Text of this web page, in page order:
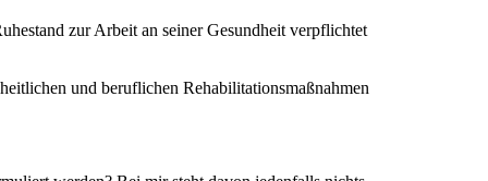
zur Arbeit an seiner Gesundheit verpflichtet
und beruflichen Rehabilitationsmaßnahmen